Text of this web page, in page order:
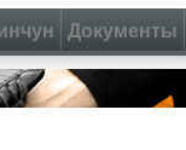
Документы